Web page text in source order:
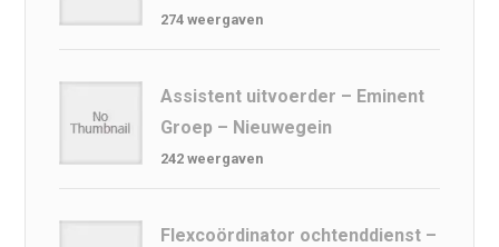
274 weergaven
Assistent uitvoerder – Eminent
Groep – Nieuwegein
242 weergaven
Flexcoördinator ochtenddienst –